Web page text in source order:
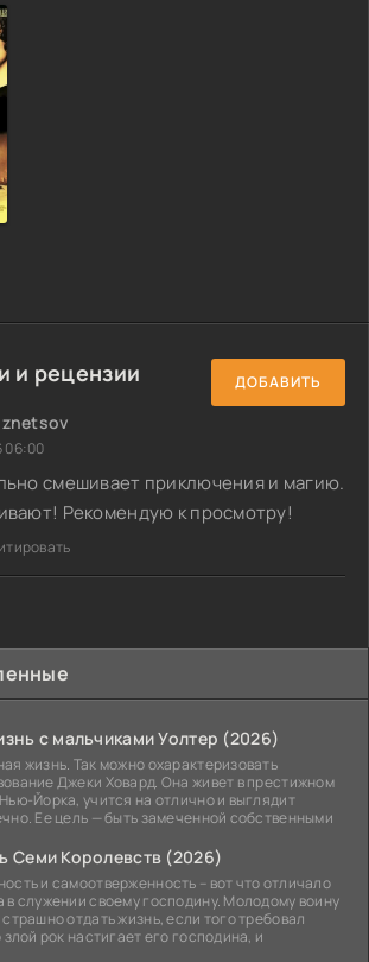
и рецензии ДОБАВИТЬ
06:00
смешивает приключения и магию.
Рекомендую к просмотру!
с мальчиками Уолтер (2026)
жизнь. Так можно охарактеризовать
Джеки Ховард. Она живет в престижном
Йорка, учится на отлично и выглядит
Ее цель — быть замеченной собственными
Семи Королевств (2026)
и самоотверженность – вот что отличало
в служении своему господину. Молодому воину
отдать жизнь, если того требовал
злой рок настигает его господина, и